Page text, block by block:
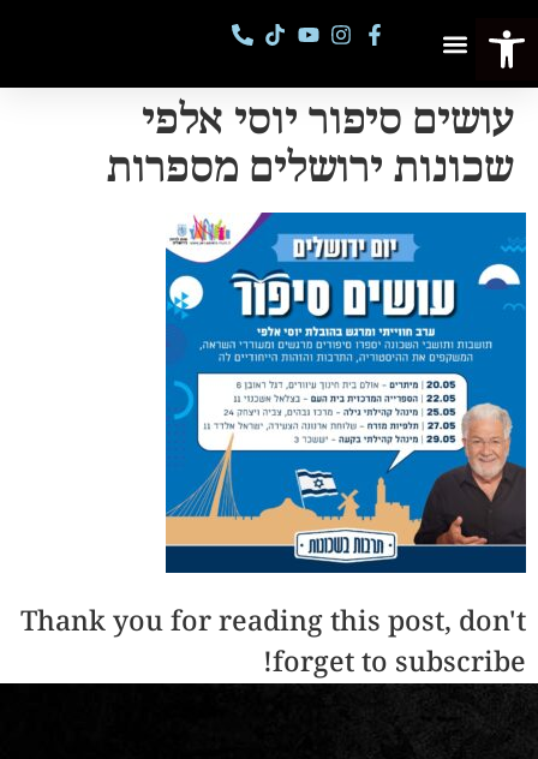
עושים סיפור יוסי אלפי
שכונות ירושלים מספרות
Thank you for reading this post, don't
forget to subscribe!
פתח סרגל נגישות